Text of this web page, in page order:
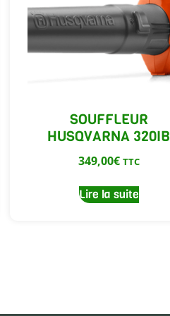
SOUFFLEUR
HUSQVARNA 320IB
349,00€ TTC
Lire la suite